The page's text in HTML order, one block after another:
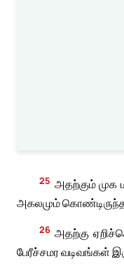
25 அதற்கும் முக
அகலமும்
26 அதற்கு
பேரீச்சமர வடிவங்கள்